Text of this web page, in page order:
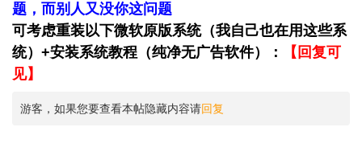
题，而别人又没你这问题
可考虑重装以下微软原版系统（我自己也在用这些系
统）+安装系统教程（纯净无广告软件）：
【回复可
见】
游客，如果您要查看本帖隐藏内容请回复